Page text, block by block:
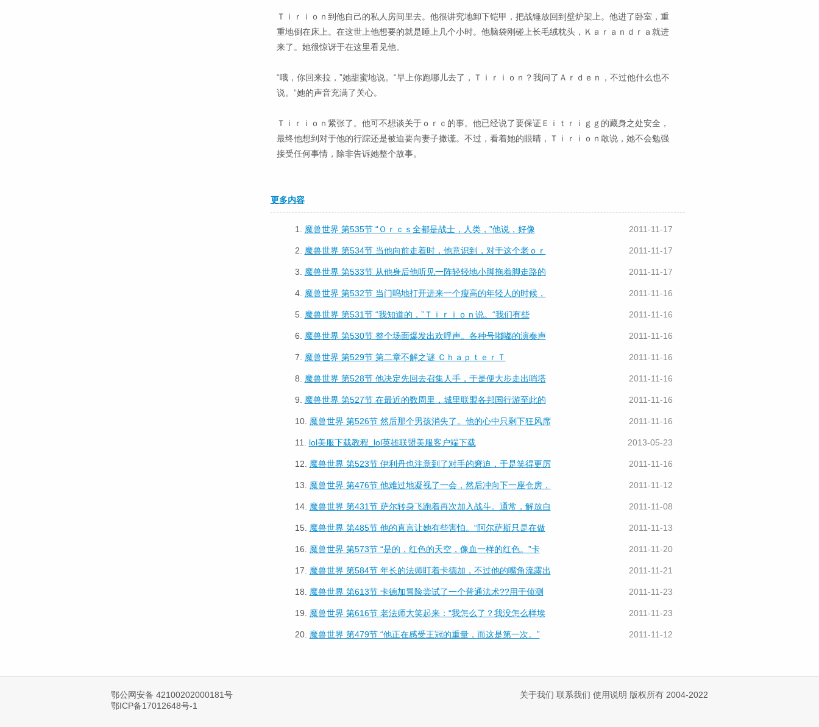
Ｔｉｒｉｏｎ到他自己的私人房间里去。他很讲究地卸下铠甲，把战锤放回到壁炉架上。他进了卧室，重
重地倒在床上。在这世上他想要的就是睡上几个小时。他脑袋刚碰上长毛绒枕头，Ｋａｒａｎｄｒａ就进
来了。她很惊讶于在这里看见他。
“哦，你回来拉，”她甜蜜地说。“早上你跑哪儿去了，Ｔｉｒｉｏｎ？我问了Ａｒｄｅｎ，不过他什么也不
说。”她的声音充满了关心。
Ｔｉｒｉｏｎ紧张了。他可不想谈关于ｏｒｃ的事。他已经说了要保证Ｅｉｔｒｉｇｇ的藏身之处安全，
最终他想到对于他的行踪还是被迫要向妻子撒谎。不过，看着她的眼睛，Ｔｉｒｉｏｎ敢说，她不会勉强
接受任何事情，除非告诉她整个故事。
更多内容
1. 魔兽世界 第535节 “Ｏｒｃｓ全都是战士，人类，”他说，好像 2011-11-17
2. 魔兽世界 第534节 当他向前走着时，他意识到，对于这个老ｏｒ 2011-11-17
3. 魔兽世界 第533节 从他身后他听见一阵轻轻地小脚拖着脚走路的 2011-11-17
4. 魔兽世界 第532节 当门呜地打开进来一个瘦高的年轻人的时候， 2011-11-16
5. 魔兽世界 第531节 “我知道的，”Ｔｉｒｉｏｎ说。“我们有些 2011-11-16
6. 魔兽世界 第530节 整个场面爆发出欢呼声。各种号嘟嘟的演奏声 2011-11-16
7. 魔兽世界 第529节 第二章不解之谜 ＣｈａｐｔｅｒＴ 2011-11-16
8. 魔兽世界 第528节 他决定先回去召集人手，于是便大步走出哨塔 2011-11-16
9. 魔兽世界 第527节 在最近的数周里，城里联盟各邦国行游至此的 2011-11-16
10. 魔兽世界 第526节 然后那个男孩消失了。他的心中只剩下狂风席 2011-11-16
11. lol美服下载教程_lol英雄联盟美服客户端下载 2013-05-23
12. 魔兽世界 第523节 伊利丹也注意到了对手的窘迫，于是笑得更厉 2011-11-16
13. 魔兽世界 第476节 他难过地凝视了一会，然后冲向下一座仓房， 2011-11-12
14. 魔兽世界 第431节 萨尔转身飞跑着再次加入战斗。通常，解放自 2011-11-08
15. 魔兽世界 第485节 他的直言让她有些害怕。“阿尔萨斯只是在做 2011-11-13
16. 魔兽世界 第573节 “是的，红色的天空，像血一样的红色。”卡 2011-11-20
17. 魔兽世界 第584节 年长的法师盯着卡德加，不过他的嘴角流露出 2011-11-21
18. 魔兽世界 第613节 卡德加冒险尝试了一个普通法术??用于侦测 2011-11-23
19. 魔兽世界 第616节 老法师大笑起来：“我怎么了？我没怎么样埃 2011-11-23
20. 魔兽世界 第479节 “他正在感受王冠的重量，而这是第一次。” 2011-11-12
鄂公网安备 42100202000181号
鄂ICP备17012648号-1
关于我们 联系我们 使用说明 版权所有 2004-2022